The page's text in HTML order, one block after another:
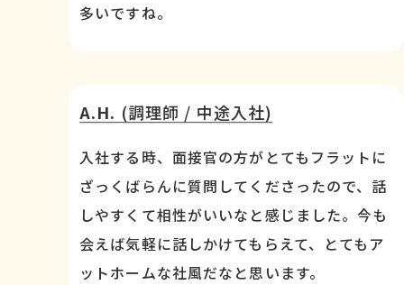
多いですね。
A.H. (調理師 / 中途入社)
入社する時、面接官の方がとてもフラットに
ざっくばらんに質問してくださったので、話
しやすくて相性がいいなと感じました。今も
会えば気軽に話しかけてもらえて、とてもア
ットホームな社風だなと思います。